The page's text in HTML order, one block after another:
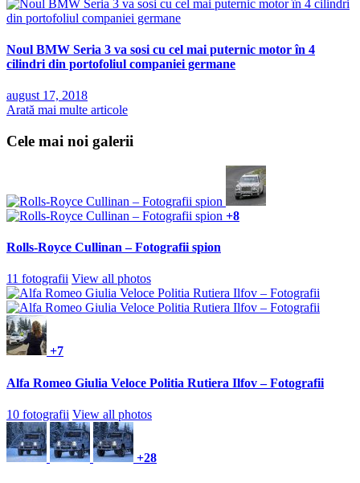
Noul BMW Seria 3 va sosi cu cel mai puternic motor în 4
cilindri din portofoliul companiei germane
august 17, 2018
Arată mai multe articole
Cele mai noi galerii
+8
Rolls-Royce Cullinan – Fotografii spion
11 fotografii View all photos
+7
Alfa Romeo Giulia Veloce Politia Rutiera Ilfov – Fotografii
10 fotografii View all photos
+28